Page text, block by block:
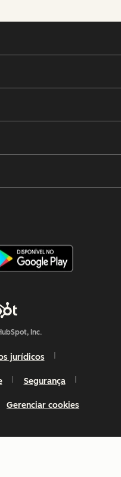
Inc.
jurídicos
Segurança
Gerenciar cookies